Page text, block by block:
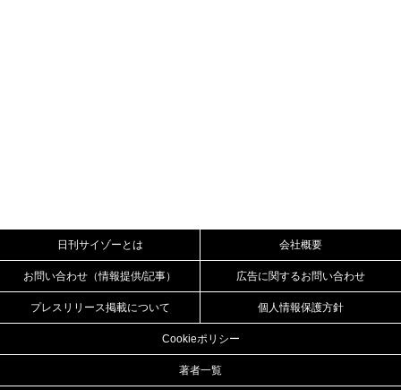
日刊サイゾーとは 会社概要
お問い合わせ（情報提供/記事） 広告に関するお問い合わせ
プレスリリース掲載について 個人情報保護方針
Cookieポリシー
著者一覧